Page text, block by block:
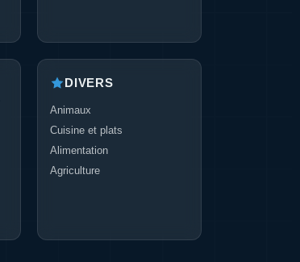
DIVERS
Animaux
Cuisine et plats
Alimentation
Agriculture